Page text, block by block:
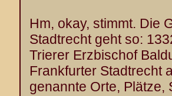
Hm, okay, stimmt. Die
Stadtrecht geht so:
Trierer Erzbischof
Frankfurter Stadtrecht
genannte Orte, Plätze,